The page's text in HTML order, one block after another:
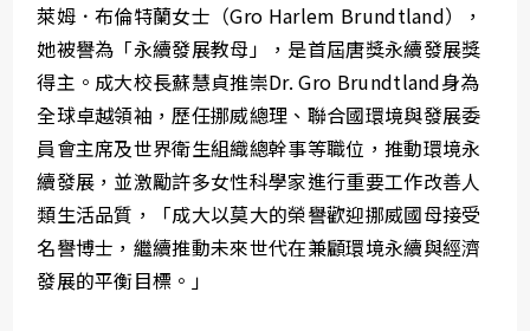
萊姆．布倫特蘭女士（Gro Harlem Brundtland），
她被譽為「永續發展教母」，是首屆唐獎永續發展獎
得主。成大校長蘇慧貞推崇Dr. Gro Brundtland身為
全球卓越領袖，歷任挪威總理、聯合國環境與發展委
員會主席及世界衛生組織總幹事等職位，推動環境永
續發展，並激勵許多女性科學家進行重要工作改善人
類生活品質，「成大以莫大的榮譽歡迎挪威國母接受
名譽博士，繼續推動未來世代在兼顧環境永續與經濟
發展的平衡目標。」